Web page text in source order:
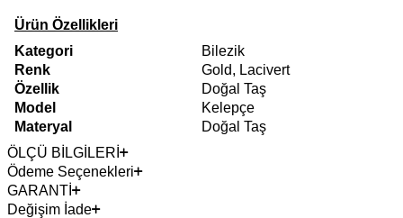
Ürün Özellikleri
Kategori
Bilezik
Renk
Gold, Lacivert
Özellik
Doğal Taş
Model
Kelepçe
Materyal
Doğal Taş
ÖLÇÜ BİLGİLERİ
Ödeme Seçenekleri
GARANTİ
Değişim İade